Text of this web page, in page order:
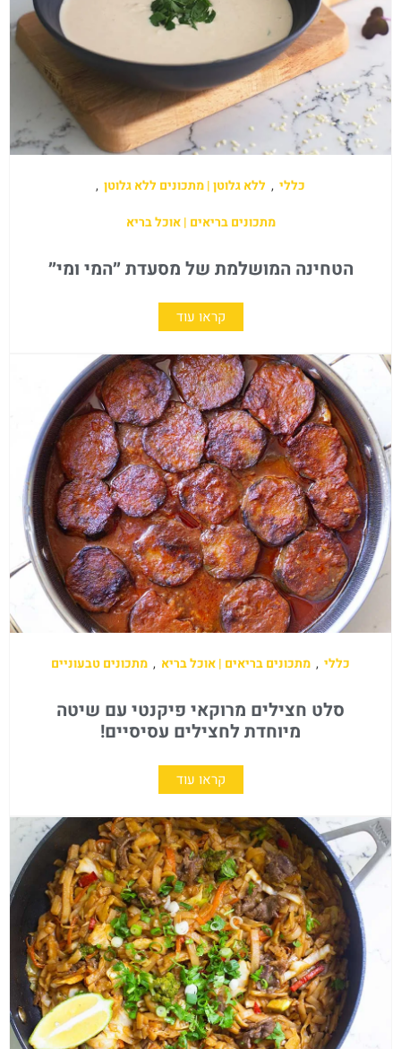
כללי , ללא גלוטן | מתכונים ללא גלוטן ,
מתכונים בריאים | אוכל בריא
הטחינה המושלמת של מסעדת ״המי ומי״
קראו עוד
כללי , מתכונים בריאים | אוכל בריא , מתכונים טבעוניים
סלט חצילים מרוקאי פיקנטי עם שיטה
מיוחדת לחצילים עסיסיים!
קראו עוד